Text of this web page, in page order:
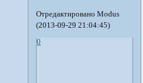
Отредактировано Modus
(2013-09-29 21:04:45)
0